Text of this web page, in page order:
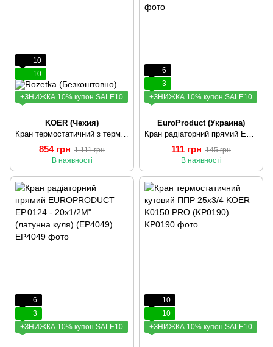
10
10
+ЗНИЖКА 10% купон SALE10
KOER (Чехия)
Кран термостатичний з термоголовкою прямої PPR 20x1/2 KOER K0155.PRO (KP0198)
854 грн 1 111 грн
В наявності
6
3
+ЗНИЖКА 10% купон SALE10
EuroProduct (Украина)
Кран радіаторний прямий EUROPRODUCT EP.0123 - 20x1/2M" (сталева куля) (EP4048)
111 грн 145 грн
В наявності
6
3
+ЗНИЖКА 10% купон SALE10
10
10
+ЗНИЖКА 10% купон SALE10